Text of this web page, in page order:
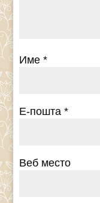
Име*
Е-пошта*
Веб место